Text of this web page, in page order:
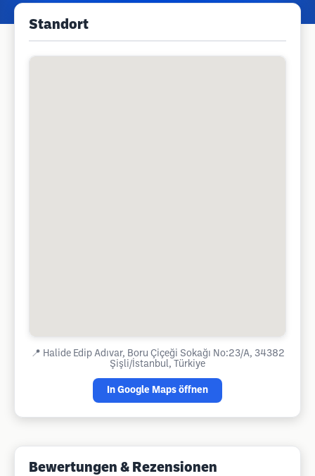
Standort
📍 Halide Edip Adıvar, Boru Çiçeği Sokağı No:23/A, 34382
Şişli/İstanbul, Türkiye
In Google Maps öffnen
Bewertungen & Rezensionen